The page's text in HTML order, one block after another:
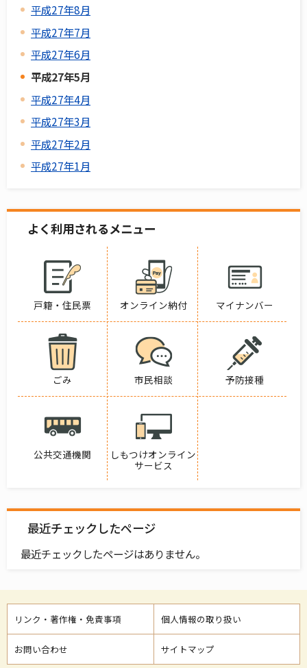
平成27年8月
平成27年7月
平成27年6月
平成27年5月
平成27年4月
平成27年3月
平成27年2月
平成27年1月
よく利用されるメニュー
戸籍・住民票 オンライン納付 マイナンバー
ごみ 市民相談 予防接種
公共交通機関
しもつけオンライン
サービス
最近チェックしたページ
最近チェックしたページはありません。
リンク・著作権・免責事項 個人情報の取り扱い
お問い合わせ サイトマップ